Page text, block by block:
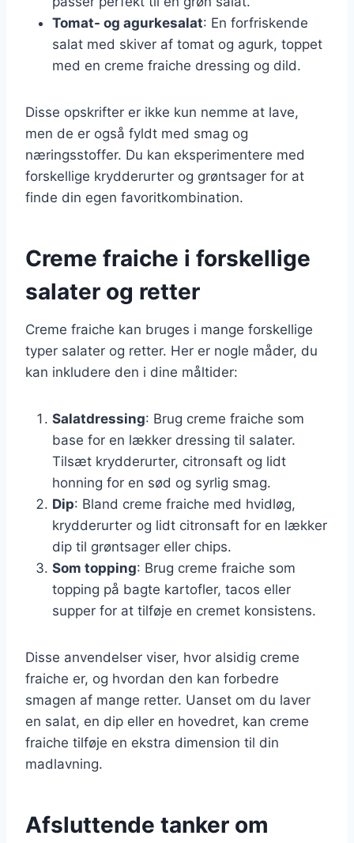
Tomat- og agurkesalat: En forfriskende
salat med skiver af tomat og agurk, toppet
med en creme fraiche dressing og dild.
Disse opskrifter er ikke kun nemme at lave,
men de er også fyldt med smag og
næringsstoffer. Du kan eksperimentere med
forskellige krydderurter og grøntsager for at
finde din egen favoritkombination.
Creme fraiche i forskellige
salater og retter
Creme fraiche kan bruges i mange forskellige
typer salater og retter. Her er nogle måder, du
kan inkludere den i dine måltider:
Salatdressing: Brug creme fraiche som
base for en lækker dressing til salater.
Tilsæt krydderurter, citronsaft og lidt
honning for en sød og syrlig smag.
Dip: Bland creme fraiche med hvidløg,
krydderurter og lidt citronsaft for en lækker
dip til grøntsager eller chips.
Som topping: Brug creme fraiche som
topping på bagte kartofler, tacos eller
supper for at tilføje en cremet konsistens.
Disse anvendelser viser, hvor alsidig creme
fraiche er, og hvordan den kan forbedre
smagen af mange retter. Uanset om du laver
en salat, en dip eller en hovedret, kan creme
fraiche tilføje en ekstra dimension til din
madlavning.
Afsluttende tanker om